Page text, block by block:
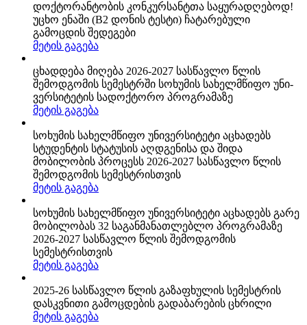
დოქტორანტობის კონკურსანტთა საყურადღებოდ!
უცხო ენაში (B2 დონის ტესტი) ჩატარებული
გამოცდის შედეგები
მეტის გაგება
ცხადდება მიღება 2026-2027 სასწავლო წლის
შემოდგომის სემესტრში სოხუმის სახელმწიფო უნი­
ვერ­სი­ტეტის სადოქტორო პროგრამაზე
მეტის გაგება
სოხუმის სახელმწიფო უნივერსიტეტი აცხადებს
სტუდენტის სტატუსის აღდგენისა და შიდა
მობილობის პროცესს 2026-2027 სასწავლო წლის
შემოდგომის სემესტრისთვის
მეტის გაგება
სოხუმის სახელმწიფო უნივერსიტეტი აცხადებს გარე
მობილობას 32 საგანმანათლებლო პროგრამაზე
2026-2027 სასწავლო წლის შემოდგომის
სემესტრისთვის
მეტის გაგება
2025-26 სასწავლო წლის გაზაფხულის სემესტრის
დასკვნითი გამოცდების გადაბარების ცხრილი
მეტის გაგება